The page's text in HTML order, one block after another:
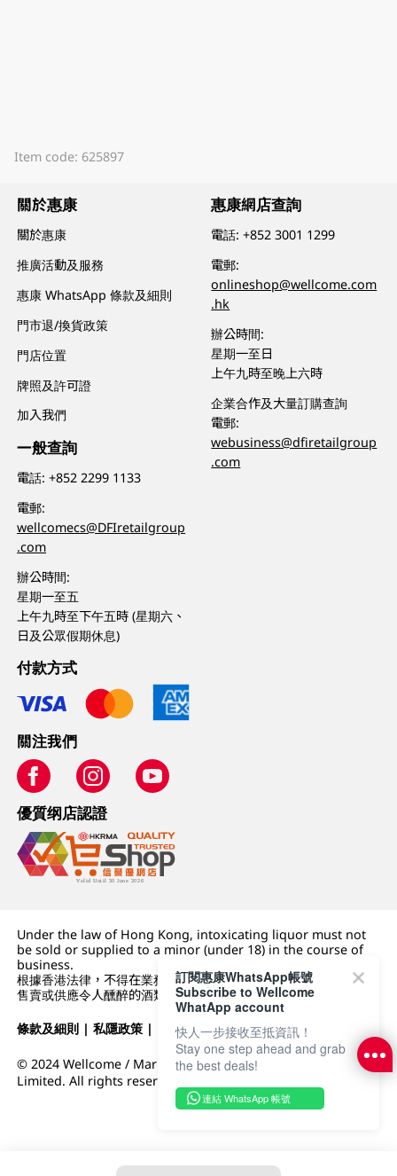
Item code: 625897
關於惠康
關於惠康
推廣活動及服務
惠康 WhatsApp 條款及細則
門市退/換貨政策
門店位置
牌照及許可證
加入我們
一般查詢
電話:+852 2299 1133
電郵:
wellcomecs@DFIretailgroup
.com
辦公時間:
星期一至五
上午九時至下午五時 (星期六、
日及公眾假期休息)
惠康網店查詢
電話:+852 3001 1299
電郵:
onlineshop@wellcome.com
.hk
辦公時間:
星期一至日
上午九時至晚上六時
企業合作及大量訂購查詢
電郵:
webusiness@dfiretailgroup
.com
付款方式
關注我們
優質纲店認證
Under the law of Hong Kong, intoxicating liquor must not
be sold or supplied to a minor (under 18) in the course of
business.
根據香港法律，不得在業務過程中，向未成年人 (18 歲以下人士)
售賣或供應令人醺醉的酒類。
條款及細則 |私隱政策 | DFI零售集團
© 2024 Wellcome / Market Place. The Dairy Farm Company
Limited. All rights reserved.
訂閱惠康WhatsApp帳號
Subscribe to Wellcome
WhatApp account
快人一步接收至抵資訊！
Stay one step ahead and grab
the best deals!
連結 WhatsApp 帳號